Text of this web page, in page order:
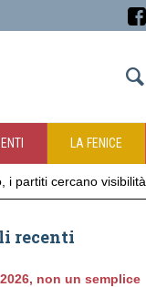
LA FENICE
i partiti cercano visibilità
recenti
non un semplice